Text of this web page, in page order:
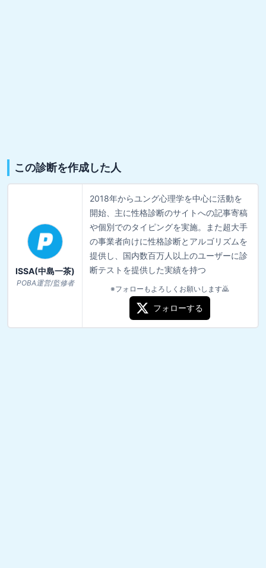
この診断を作成した人
ISSA(中島一茶)
POBA運営/監修者
2018年からユング心理学を中心に活動を
開始、主に性格診断のサイトへの記事寄稿
や個別でのタイピングを実施。また超大手
の事業者向けに性格診断とアルゴリズムを
提供し、国内数百万人以上のユーザーに診
断テストを提供した実績を持つ
※フォローもよろしくお願いします🙇
フォローする